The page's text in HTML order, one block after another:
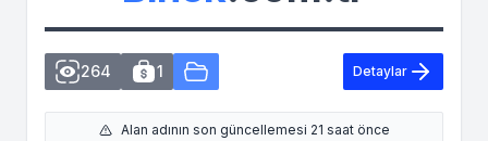
264 1 Detaylar
Alan adının son güncellemesi 21 saat önce